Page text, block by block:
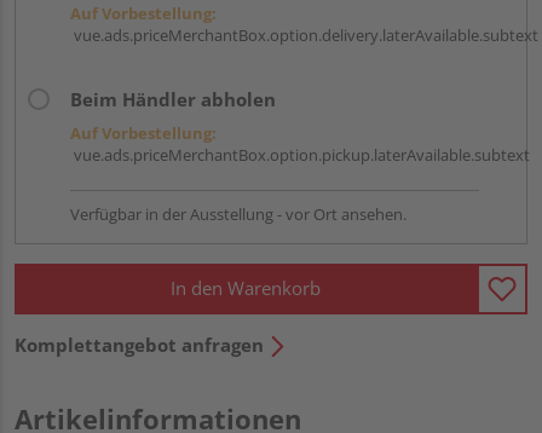
Auf Vorbestellung:
vue.ads.priceMerchantBox.option.delivery.laterAvailable.subtext
Beim Händler abholen
Auf Vorbestellung:
vue.ads.priceMerchantBox.option.pickup.laterAvailable.subtext
Verfügbar in der Ausstellung - vor Ort ansehen.
In den Warenkorb
Komplettangebot anfragen
Artikelinformationen